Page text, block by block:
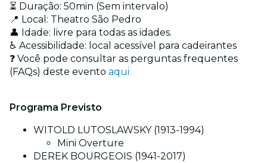
⏳ Duração: 50min (Sem intervalo)
📍 Local: Theatro São Pedro
👤 Idade: livre para todas as idades.
♿ Acessibilidade: local acessível para cadeirantes
❓ Você pode consultar as perguntas frequentes
(FAQs) deste evento aqui
Programa Previsto
WITOLD LUTOSLAWSKY (1913-1994)
Mini Overture
DEREK BOURGEOIS (1941-2017)